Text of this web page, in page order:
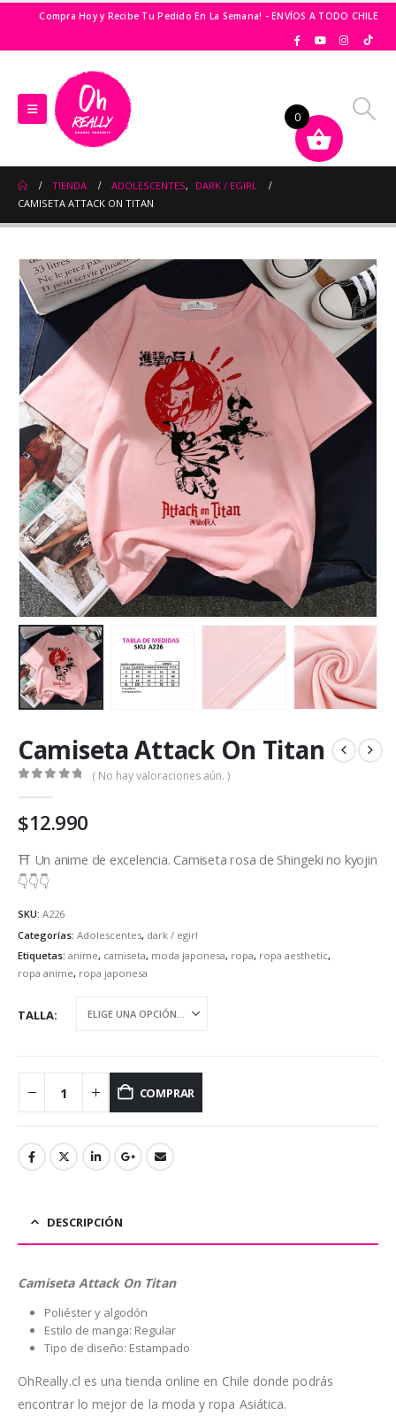
Compra Hoy y Recibe Tu Pedido En La Semana! - ENVÍOS A TODO CHILE
TIENDA ADOLESCENTES,
DARK / EGIRL
CAMISETA ATTACK ON TITAN
Camiseta Attack On Titan
( No hay valoraciones aún. )
$12.990
⛩ Un anime de excelencia. Camiseta rosa de Shingeki no kyojin
👇👇👇
SKU: A226
Categorías: Adolescentes, dark / egirl
Etiquetas: anime, camiseta, moda japonesa, ropa, ropa aesthetic,
ropa anime, ropa japonesa
TALLA
COMPRAR
DESCRIPCIÓN
Camiseta Attack On Titan
Poliéster y algodón
Estilo de manga: Regular
Tipo de diseño: Estampado
OhReally.cl es una tienda online en Chile donde podrás
encontrar lo mejor de la moda y ropa Asiática.
0